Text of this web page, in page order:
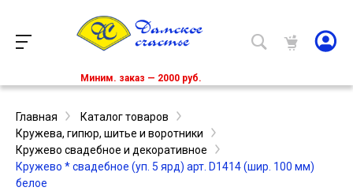
Миним. заказ — 2000 руб.
Главная
Каталог товаров
Кружева, гипюр, шитье и воротники
Кружево свадебное и декоративное
Кружево * свадебное (уп. 5 ярд) арт. D1414 (шир. 100 мм)
белое